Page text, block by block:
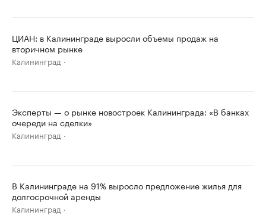
ЦИАН: в Калининграде выросли объемы продаж на
вторичном рынке
Калининград
Эксперты — о рынке новостроек Калининграда: «В банках
очереди на сделки»
Калининград
В Калининграде на 91% выросло предложение жилья для
долгосрочной аренды
Калининград